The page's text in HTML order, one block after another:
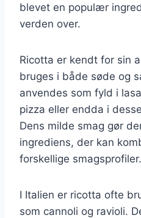
blevet en populær
verden over.
Ricotta er kendt for sin
bruges i både søde og
anvendes som fyld i
pizza eller endda i
Dens milde smag gør
ingrediens, der kan
forskellige smagsprofiler.
I Italien er ricotta ofte
som cannoli og ravioli.